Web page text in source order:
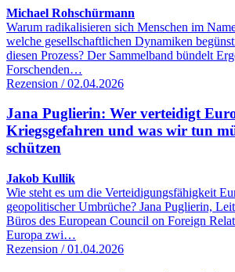
Michael Rohschürmann
Warum radikalisieren sich Menschen im
welche gesellschaftlichen Dynamiken
diesen Prozess? Der Sammelband bündelt
Forschenden…
Rezension / 02.04.2026
Jana Puglierin: Wer verteidigt
Kriegsgefahren und was wir tun
schützen
Jakob Kullik
Wie steht es um die Verteidigungsfähigkeit
geopolitischer Umbrüche? Jana Puglierin,
Büros des European Council on Foreign
Europa zwi…
Rezension / 01.04.2026